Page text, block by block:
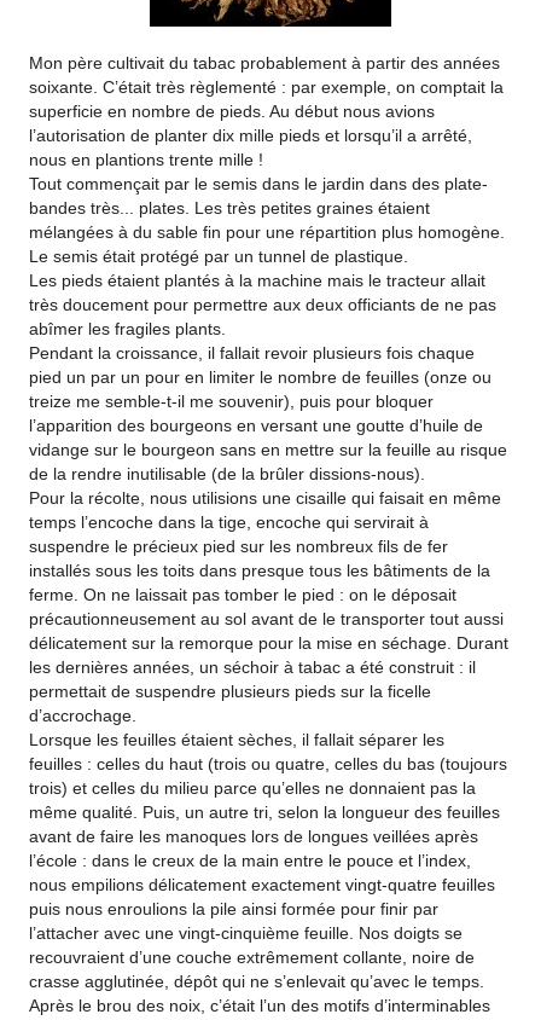
Mon père cultivait du tabac probablement à partir des années
soixante. C’était très règlementé : par exemple, on comptait la
superficie en nombre de pieds. Au début nous avions
l’autorisation de planter dix mille pieds et lorsqu’il a arrêté,
nous en plantions trente mille !
Tout commençait par le semis dans le jardin dans des plate-
bandes très... plates. Les très petites graines étaient
mélangées à du sable fin pour une répartition plus homogène.
Le semis était protégé par un tunnel de plastique.
Les pieds étaient plantés à la machine mais le tracteur allait
très doucement pour permettre aux deux officiants de ne pas
abîmer les fragiles plants.
Pendant la croissance, il fallait revoir plusieurs fois chaque
pied un par un pour en limiter le nombre de feuilles (onze ou
treize me semble-t-il me souvenir), puis pour bloquer
l’apparition des bourgeons en versant une goutte d’huile de
vidange sur le bourgeon sans en mettre sur la feuille au risque
de la rendre inutilisable (de la brûler dissions-nous).
Pour la récolte, nous utilisions une cisaille qui faisait en même
temps l’encoche dans la tige, encoche qui servirait à
suspendre le précieux pied sur les nombreux fils de fer
installés sous les toits dans presque tous les bâtiments de la
ferme. On ne laissait pas tomber le pied : on le déposait
précautionneusement au sol avant de le transporter tout aussi
délicatement sur la remorque pour la mise en séchage. Durant
les dernières années, un séchoir à tabac a été construit : il
permettait de suspendre plusieurs pieds sur la ficelle
d’accrochage.
Lorsque les feuilles étaient sèches, il fallait séparer les
feuilles : celles du haut (trois ou quatre, celles du bas (toujours
trois) et celles du milieu parce qu’elles ne donnaient pas la
même qualité. Puis, un autre tri, selon la longueur des feuilles
avant de faire les manoques lors de longues veillées après
l’école : dans le creux de la main entre le pouce et l’index,
nous empilions délicatement exactement vingt-quatre feuilles
puis nous enroulions la pile ainsi formée pour finir par
l’attacher avec une vingt-cinquième feuille. Nos doigts se
recouvraient d’une couche extrêmement collante, noire de
crasse agglutinée, dépôt qui ne s’enlevait qu’avec le temps.
Après le brou des noix, c’était l’un des motifs d’interminables